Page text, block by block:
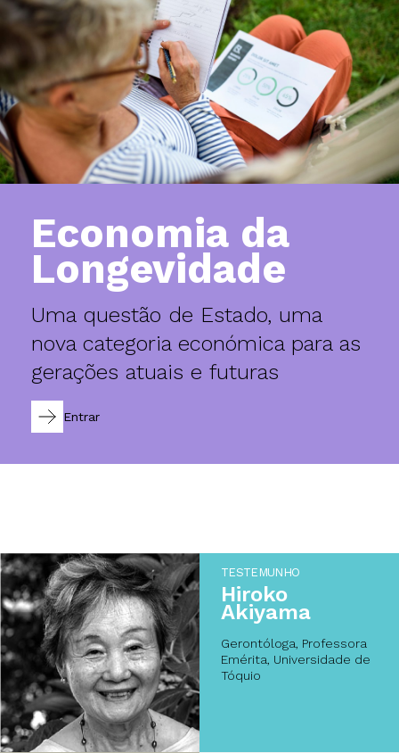
Economia da
Longevidade
Uma questão de Estado, uma
nova categoria económica para as
gerações atuais e futuras
Entrar
TESTEMUNHO
Hiroko
Akiyama
Gerontóloga, Professora
Emérita, Universidade de
Tóquio